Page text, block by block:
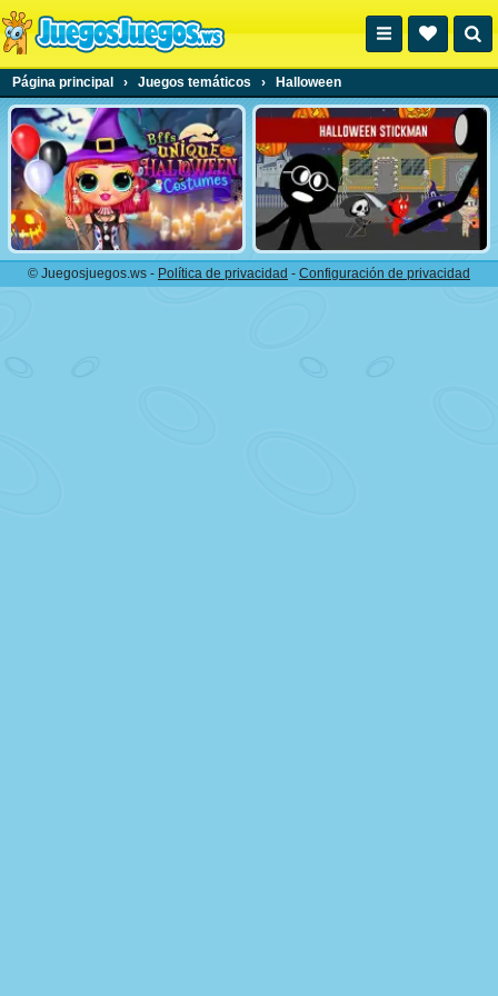
Página principal › Juegos temáticos › Halloween
© Juegosjuegos.ws - Política de privacidad - Configuración de privacidad